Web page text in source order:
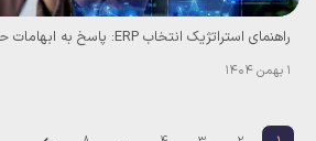
راهنمای استراتژیک انتخاب ERP: پاسخ به ابهامات حیاتی مدیران ارشد
1 بهمن 1404